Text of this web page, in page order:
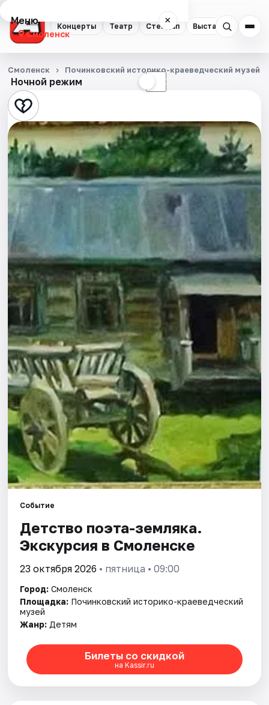
Концерты Театр Стендап Выставки
Меню ×
Смоленск
Концерты
Театр
Стендап
Выставки
Экскурсии
Спорт
События
Города
Площадки
Артисты
Рейтинги
Ночной режим ☾
Смоленск Починковский историко-краеведческий музей
Событие
Детство поэта-земляка.
Экскурсия в Смоленске
23 октября 2026 • пятница • 09:00
Город: Смоленск
Площадка: Починковский историко-краеведческий
музей
Жанр: Детям
Билеты со скидкой
на Kassir.ru